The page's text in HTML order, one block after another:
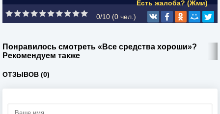
Есть жалоба? (Жми)
0/10 (0 чел.)
Понравилось смотреть «Все средства хороши»?
Рекомендуем также
ОТЗЫВОВ (0)